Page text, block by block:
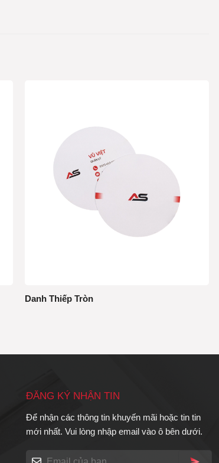
Danh Thiếp Tròn
ĐĂNG KÝ NHẬN TIN
Để nhận các thông tin khuyến mãi hoặc tin tin
mới nhất. Vui lòng nhập email vào ô bên dưới.